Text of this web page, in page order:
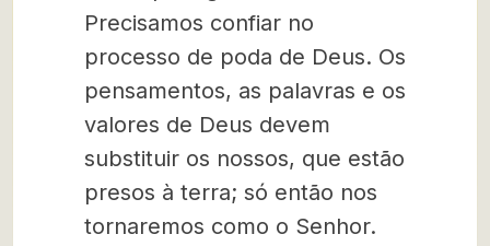
Precisamos confiar no
processo de poda de Deus. Os
pensamentos, as palavras e os
valores de Deus devem
substituir os nossos, que estão
presos à terra; só então nos
tornaremos como o Senhor.